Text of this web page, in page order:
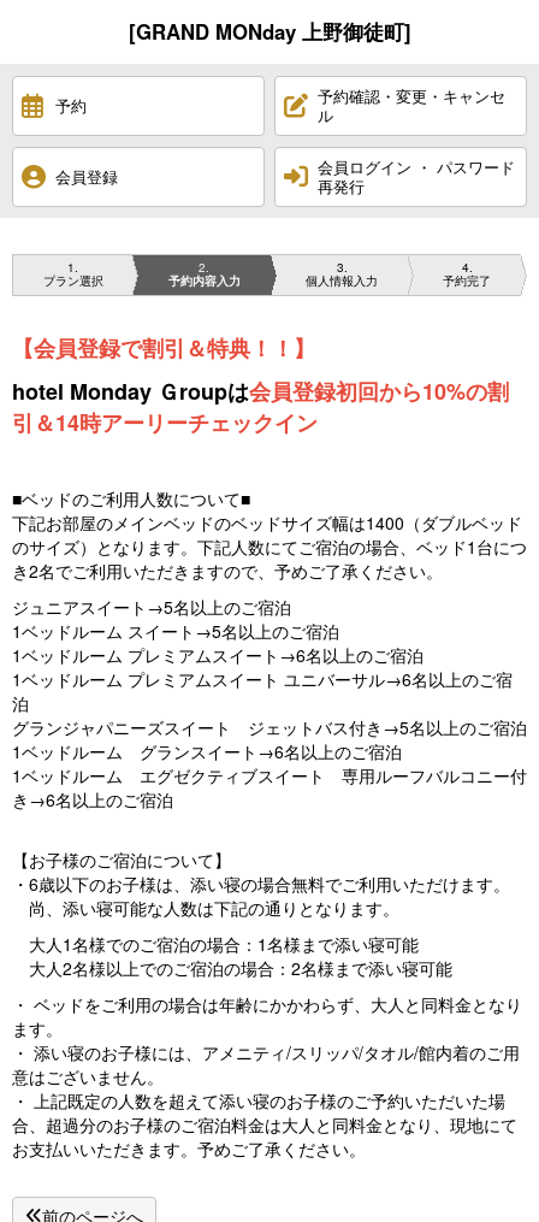
[GRAND MONday 上野御徒町]
予約
予約確認・変更・キャンセ
ル
会員登録
会員ログイン ・ パスワード
再発行
1
プラン選択
2
予約内容入力
3
個人情報入力
4
予約完了
【会員登録で割引＆特典！！】
hotel Monday Ｇroupは会員登録初回から10%の割
引＆14時アーリーチェックイン
■ベッドのご利用人数について■
下記お部屋のメインベッドのベッドサイズ幅は1400（ダブルベッド
のサイズ）となります。下記人数にてご宿泊の場合、ベッド1台につ
き2名でご利用いただきますので、予めご了承ください。
ジュニアスイート→5名以上のご宿泊
1ベッドルーム スイート→5名以上のご宿泊
1ベッドルーム プレミアムスイート→6名以上のご宿泊
1ベッドルーム プレミアムスイート ユニバーサル→6名以上のご宿
泊
グランジャパニーズスイート ジェットバス付き→5名以上のご宿泊
1ベッドルーム グランスイート→6名以上のご宿泊
1ベッドルーム エグゼクティブスイート 専用ルーフバルコニー付
き→6名以上のご宿泊
【お子様のご宿泊について】
・6歳以下のお子様は、添い寝の場合無料でご利用いただけます。
尚、添い寝可能な人数は下記の通りとなります。
大人1名様でのご宿泊の場合：1名様まで添い寝可能
大人2名様以上でのご宿泊の場合：2名様まで添い寝可能
・ ベッドをご利用の場合は年齢にかかわらず、大人と同料金となり
ます。
・ 添い寝のお子様には、アメニティ/スリッパ/タオル/館内着のご用
意はございません。
・ 上記既定の人数を超えて添い寝のお子様のご予約いただいた場
合、超過分のお子様のご宿泊料金は大人と同料金となり、現地にて
お支払いいただきます。予めご了承ください。
前のページへ